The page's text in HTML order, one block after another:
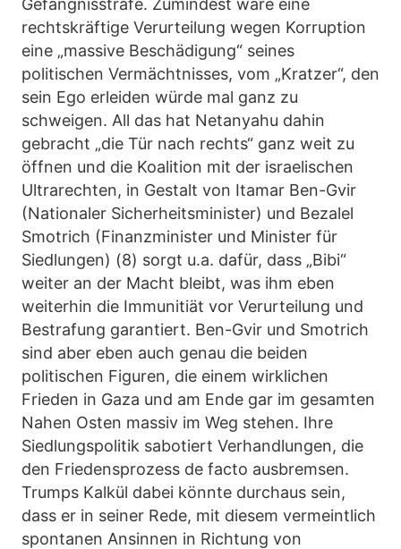
Gefängnisstrafe. Zumindest wäre eine
rechtskräftige Verurteilung wegen Korruption
eine „massive Beschädigung“ seines
politischen Vermächtnisses, vom „Kratzer“, den
sein Ego erleiden würde mal ganz zu
schweigen. All das hat Netanyahu dahin
gebracht „die Tür nach rechts“ ganz weit zu
öffnen und die Koalition mit der israelischen
Ultrarechten, in Gestalt von Itamar Ben-Gvir
(Nationaler Sicherheitsminister) und Bezalel
Smotrich (Finanzminister und Minister für
Siedlungen) (8) sorgt u.a. dafür, dass „Bibi“
weiter an der Macht bleibt, was ihm eben
weiterhin die Immunitiät vor Verurteilung und
Bestrafung garantiert. Ben-Gvir und Smotrich
sind aber eben auch genau die beiden
politischen Figuren, die einem wirklichen
Frieden in Gaza und am Ende gar im gesamten
Nahen Osten massiv im Weg stehen. Ihre
Siedlungspolitik sabotiert Verhandlungen, die
den Friedensprozess de facto ausbremsen.
Trumps Kalkül dabei könnte durchaus sein,
dass er in seiner Rede, mit diesem vermeintlich
spontanen Ansinnen in Richtung von